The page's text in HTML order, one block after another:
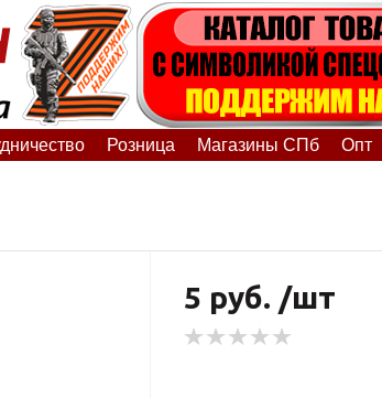
Розница Магазины СПб Опт
5 руб. /шт